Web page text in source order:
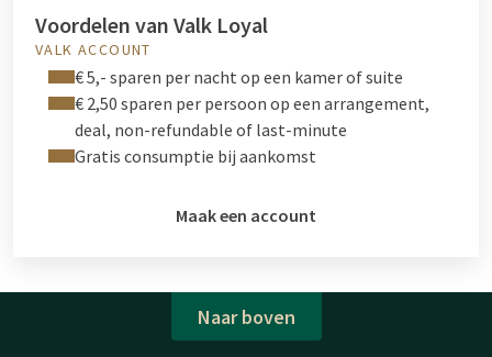
Voordelen van Valk Loyal
VALK ACCOUNT
€ 5,- sparen per nacht op een kamer of suite
€ 2,50 sparen per persoon op een arrangement,
deal, non-refundable of last-minute
Gratis consumptie bij aankomst
Maak een account
Naar boven